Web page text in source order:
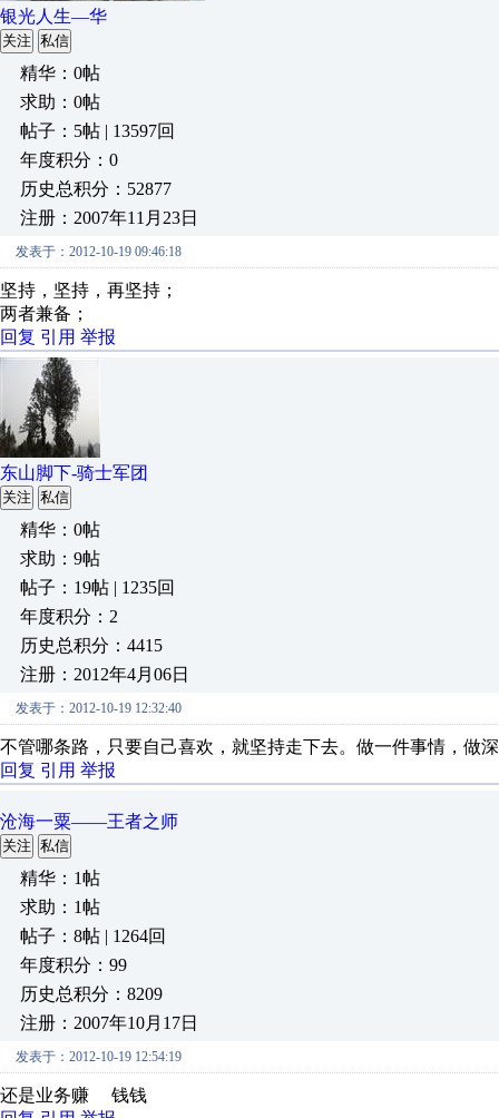
银光人生—华
关注 私信
精华：0帖
求助：0帖
帖子：5帖 | 13597回
年度积分：0
历史总积分：52877
注册：2007年11月23日
发表于：2012-10-19 09:46:18
坚持，坚持，再坚持；
两者兼备；
回复 引用 举报
东山脚下-骑士军团
关注 私信
精华：0帖
求助：9帖
帖子：19帖 | 1235回
年度积分：2
历史总积分：4415
注册：2012年4月06日
发表于：2012-10-19 12:32:40
不管哪条路，只要自己喜欢，就坚持走下去。做一件事情，做
回复 引用 举报
沧海一粟——王者之师
关注 私信
精华：1帖
求助：1帖
帖子：8帖 | 1264回
年度积分：99
历史总积分：8209
注册：2007年10月17日
发表于：2012-10-19 12:54:19
还是业务赚 钱钱